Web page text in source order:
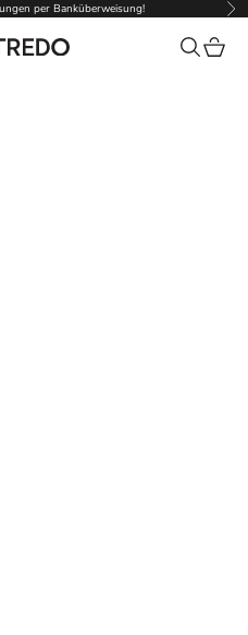
per Banküberweisung! Vor
Suchen